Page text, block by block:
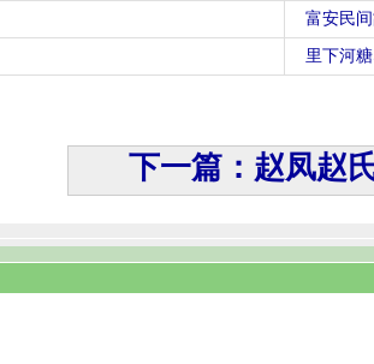
富安民
里下河
下一篇：赵凤赵